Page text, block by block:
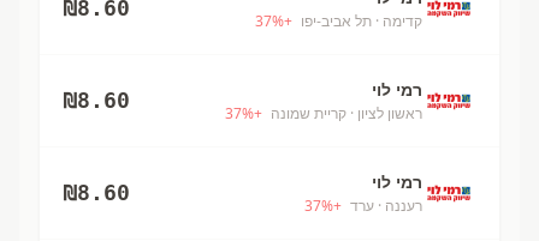
קדימה · תל אביב-יפו +
37%
₪8.60
רמי לוי
ראשון לציון · קריית שמונה +
37%
₪8.60
רמי לוי
רעננה · ערד +
37%
₪8.60